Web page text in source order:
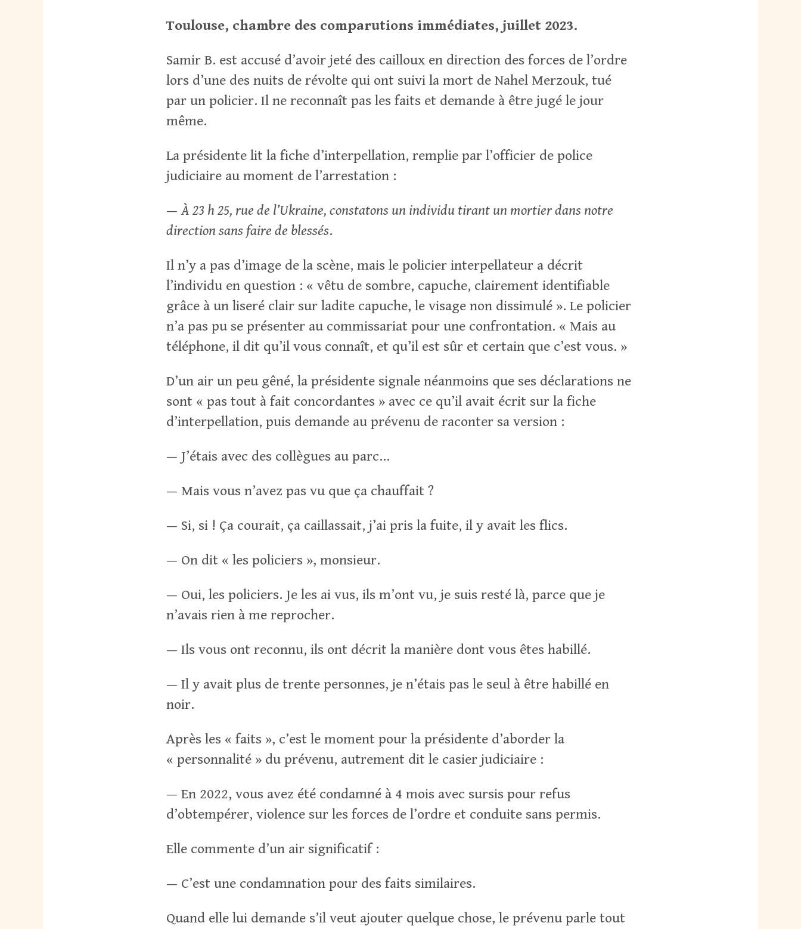
Toulouse, chambre des comparutions immédiates, juillet 2023.
Samir B. est accusé d’avoir jeté des cailloux en direction des forces de l’ordre
lors d’une des nuits de révolte qui ont suivi la mort de Nahel Merzouk, tué
par un policier. Il ne reconnaît pas les faits et demande à être jugé le jour
même.
La présidente lit la fiche d’interpellation, remplie par l’officier de police
judiciaire au moment de l’arrestation :
—À 23 h 25, rue de l’Ukraine, constatons un individu tirant un mortier dans notre
direction sans faire de blessés.
Il n’y a pas d’image de la scène, mais le policier interpellateur a décrit
l’individu en question : « vêtu de sombre, capuche, clairement identifiable
grâce à un liseré clair sur ladite capuche, le visage non dissimulé ». Le policier
n’a pas pu se présenter au commissariat pour une confrontation. « Mais au
téléphone, il dit qu’il vous connaît, et qu’il est sûr et certain que c’est vous. »
D’un air un peu gêné, la présidente signale néanmoins que ses déclarations ne
sont « pas tout à fait concordantes » avec ce qu’il avait écrit sur la fiche
d’interpellation, puis demande au prévenu de raconter sa version :
— J’étais avec des collègues au parc…
— Mais vous n’avez pas vu que ça chauffait ?
— Si, si ! Ça courait, ça caillassait, j’ai pris la fuite, il y avait les flics.
— On dit « les policiers », monsieur.
— Oui, les policiers. Je les ai vus, ils m’ont vu, je suis resté là, parce que je
n’avais rien à me reprocher.
— Ils vous ont reconnu, ils ont décrit la manière dont vous êtes habillé.
— Il y avait plus de trente personnes, je n’étais pas le seul à être habillé en
noir.
Après les « faits », c’est le moment pour la présidente d’aborder la
« personnalité » du prévenu, autrement dit le casier judiciaire :
— En 2022, vous avez été condamné à 4 mois avec sursis pour refus
d’obtempérer, violence sur les forces de l’ordre et conduite sans permis.
Elle commente d’un air significatif :
— C’est une condamnation pour des faits similaires.
Quand elle lui demande s’il veut ajouter quelque chose, le prévenu parle tout